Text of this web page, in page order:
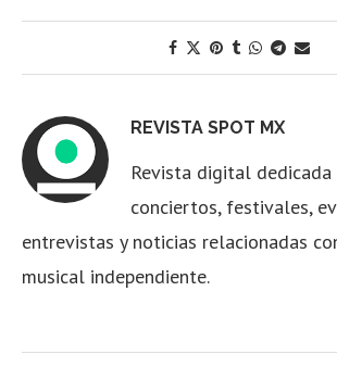
REVISTA SPOT MX
Revista digital
conciertos, festivales,
entrevistas y noticias relacionadas
musical independiente.